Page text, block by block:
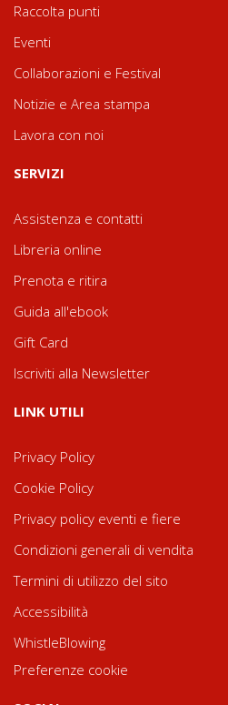
Raccolta punti
Eventi
Collaborazioni e Festival
Notizie e Area stampa
Lavora con noi
SERVIZI
Assistenza e contatti
Libreria online
Prenota e ritira
Guida all'ebook
Gift Card
Iscriviti alla Newsletter
LINK UTILI
Privacy Policy
Cookie Policy
Privacy policy eventi e fiere
Condizioni generali di vendita
Termini di utilizzo del sito
Accessibilità
WhistleBlowing
Preferenze cookie